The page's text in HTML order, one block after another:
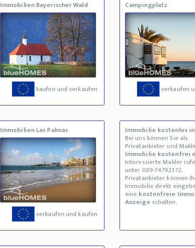
Immobilien Bayerischer Wald
kaufen und verkaufen
Campingplatz
verkaufen
Immobilien Las Palmas
verkaufen und kaufen
Immobilie kostenlos
Bei uns können Sie als
Privatanbieter und
Immobilie kostenfrei
Interessierte Makler
unter 089-74792372.
Privatanbieter können
Immobilie direkt
einekostenfreie
Anzeige schalten.